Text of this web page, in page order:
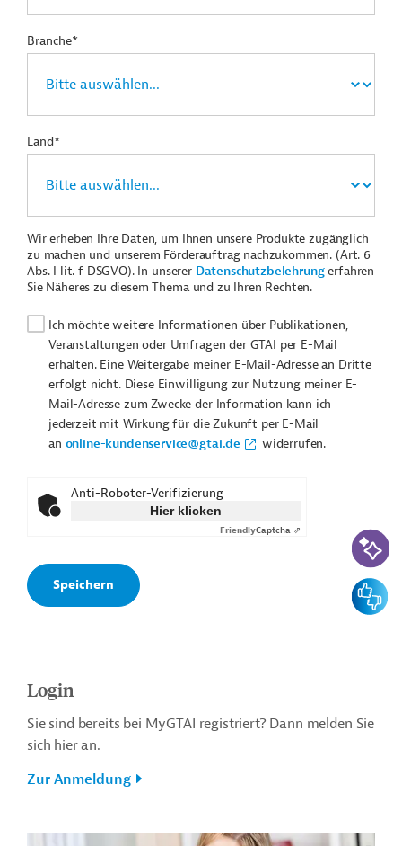
Branche*
Land*
Wir erheben Ihre Daten, um Ihnen unsere Produkte zugänglich
zu machen und unserem Förderauftrag nachzukommen. (Art. 6
Abs. I lit. f DSGVO). In unserer Datenschutzbelehrungerfahren
Sie Näheres zu diesem Thema und zu Ihren Rechten.
Ich möchte weitere Informationen über Publikationen,
Veranstaltungen oder Umfragen der GTAI per E-Mail
erhalten. Eine Weitergabe meiner E-Mail-Adresse an Dritte
erfolgt nicht. Diese Einwilligung zur Nutzung meiner E-
Mail-Adresse zum Zwecke der Information kann ich
jederzeit mit Wirkung für die Zukunft per E-Mail
an online-kundenservice@gtai.de widerrufen.
Anti-Roboter-Verifizierung
Hier klicken
FriendlyCaptcha ⇗
Login
Sie sind bereits bei MyGTAI registriert? Dann melden Sie
sich hier an.
Zur Anmeldung
KI-